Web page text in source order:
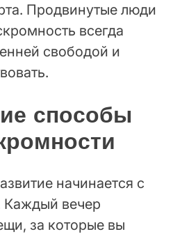
Продвинутые люди
всегда
свободой и
способы
начинается с
Каждый вечер
за которые вы